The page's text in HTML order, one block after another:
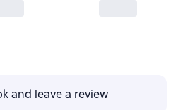
and leave a review